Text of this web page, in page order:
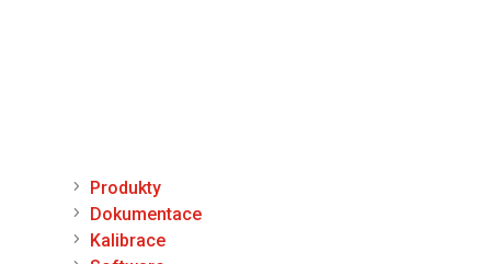
Produkty
Dokumentace
Kalibrace